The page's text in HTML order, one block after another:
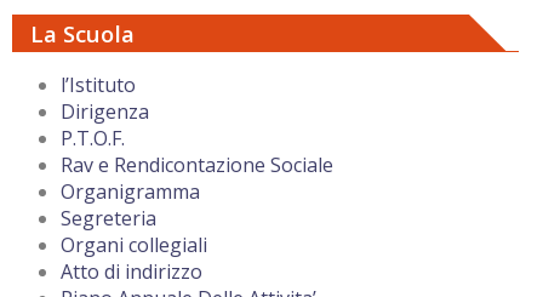
La Scuola
l’Istituto
Dirigenza
P.T.O.F.
Rav e Rendicontazione Sociale
Organigramma
Segreteria
Organi collegiali
Atto di indirizzo